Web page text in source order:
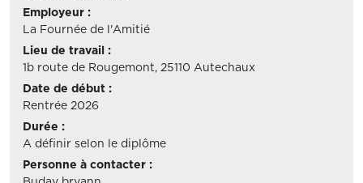
Employeur :
La Fournée de l'Amitié
Lieu de travail :
1b route de Rougemont, 25110 Autechaux
Date de début :
Rentrée 2026
Durée :
A définir selon le diplôme
Personne à contacter :